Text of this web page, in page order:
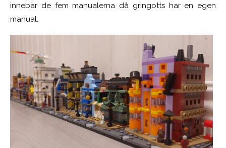
innebär de fem manualerna då gringotts har en egen
manual.